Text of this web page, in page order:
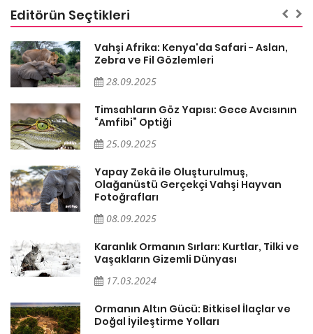
Editörün Seçtikleri
Vahşi Afrika: Kenya'da Safari - Aslan,
Zebra ve Fil Gözlemleri
28.09.2025
Timsahların Göz Yapısı: Gece Avcısının
“Amfibi” Optiği
25.09.2025
Yapay Zekâ ile Oluşturulmuş,
Olağanüstü Gerçekçi Vahşi Hayvan
Fotoğrafları
08.09.2025
Karanlık Ormanın Sırları: Kurtlar, Tilki ve
Vaşakların Gizemli Dünyası
17.03.2024
Ormanın Altın Gücü: Bitkisel İlaçlar ve
Doğal İyileştirme Yolları